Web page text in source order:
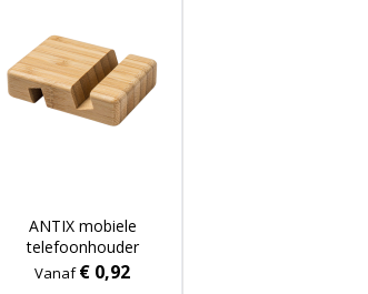
ANTIX mobiele
telefoonhouder
Vanaf€ 0,92